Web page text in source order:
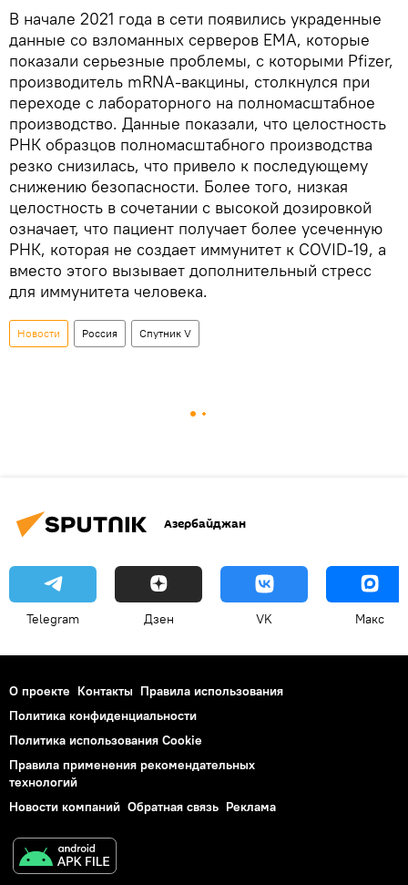
В начале 2021 года в сети появились украденные
данные со взломанных серверов EMA, которые
показали серьезные проблемы, с которыми Pfizer,
производитель mRNA-вакцины, столкнулся при
переходе с лабораторного на полномасштабное
производство. Данные показали, что целостность
РНК образцов полномасштабного производства
резко снизилась, что привело к последующему
снижению безопасности. Более того, низкая
целостность в сочетании с высокой дозировкой
означает, что пациент получает более усеченную
РНК, которая не создает иммунитет к COVID-19, а
вместо этого вызывает дополнительный стресс
для иммунитета человека.
Новости Россия Спутник V
Азербайджан
Telegram Дзен VK Макс
О проекте Контакты Правила использования
Политика конфиденциальности
Политика использования Cookie
Правила применения рекомендательных
технологий
Новости компаний Обратная связь Реклама